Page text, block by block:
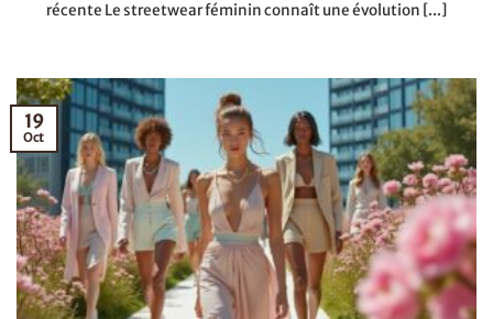
récente Le streetwear féminin connaît une évolution [...]
19
Oct